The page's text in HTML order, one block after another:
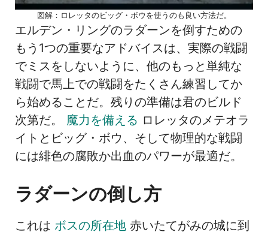
図解：ロレッタのビッグ・ボウを使うのも良い方法だ。
エルデン・リングのラダーンを倒すための
もう1つの重要なアドバイスは、実際の戦闘
でミスをしないように、他のもっと単純な
戦闘で馬上での戦闘をたくさん練習してか
ら始めることだ。残りの準備は君のビルド
次第だ。 魔力を備える ロレッタのメテオラ
イトとビッグ・ボウ、そして物理的な戦闘
には緋色の腐敗か出血のパワーが最適だ。
ラダーンの倒し方
これは ボスの所在地 赤いたてがみの城に到